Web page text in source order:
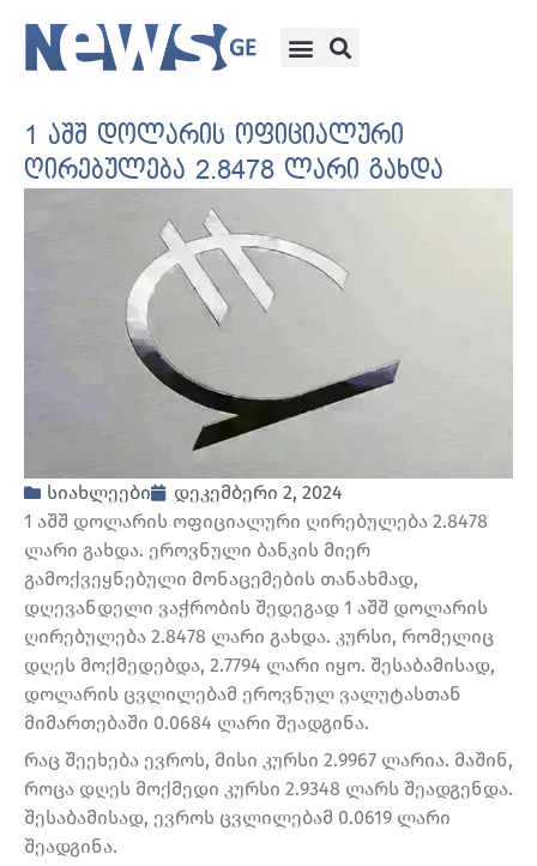
1 აშშ დოლარის ოფიციალური
ღირებულება 2.8478 ლარი გახდა
სიახლეები
დეკემბერი 2, 2024
1 აშშ დოლარის ოფიციალური ღირებულება 2.8478
ლარი გახდა. ეროვნული ბანკის მიერ
გამოქვეყნებული მონაცემების თანახმად,
დღევანდელი ვაჭრობის შედეგად 1 აშშ დოლარის
ღირებულება 2.8478 ლარი გახდა. კურსი, რომელიც
დღეს მოქმედებდა, 2.7794 ლარი იყო. შესაბამისად,
დოლარის ცვლილებამ ეროვნულ ვალუტასთან
მიმართებაში 0.0684 ლარი შეადგინა.
რაც შეეხება ევროს, მისი კურსი 2.9967 ლარია. მაშინ,
როცა დღეს მოქმედი კურსი 2.9348 ლარს შეადგენდა.
შესაბამისად, ევროს ცვლილებამ 0.0619 ლარი
შეადგინა.